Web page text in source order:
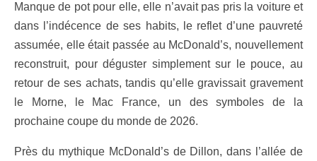
Manque de pot pour elle, elle n’avait pas pris la voiture et
dans l’indécence de ses habits, le reflet d’une pauvreté
assumée, elle était passée au McDonald’s, nouvellement
reconstruit, pour déguster simplement sur le pouce, au
retour de ses achats, tandis qu’elle gravissait gravement
le Morne, le Mac France, un des symboles de la
prochaine coupe du monde de 2026.
Près du mythique McDonald’s de Dillon, dans l’allée de